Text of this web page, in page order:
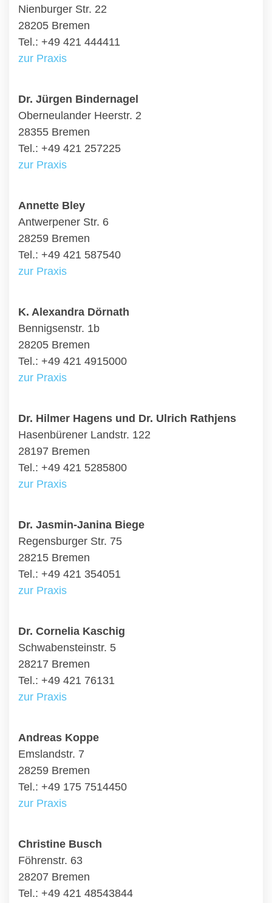
Nienburger Str. 22
28205 Bremen
Tel.: +49 421 444411
zur Praxis
Dr. Jürgen Bindernagel
Oberneulander Heerstr. 2
28355 Bremen
Tel.: +49 421 257225
zur Praxis
Annette Bley
Antwerpener Str. 6
28259 Bremen
Tel.: +49 421 587540
zur Praxis
K. Alexandra Dörnath
Bennigsenstr. 1b
28205 Bremen
Tel.: +49 421 4915000
zur Praxis
Dr. Hilmer Hagens und Dr. Ulrich Rathjens
Hasenbürener Landstr. 122
28197 Bremen
Tel.: +49 421 5285800
zur Praxis
Dr. Jasmin-Janina Biege
Regensburger Str. 75
28215 Bremen
Tel.: +49 421 354051
zur Praxis
Dr. Cornelia Kaschig
Schwabensteinstr. 5
28217 Bremen
Tel.: +49 421 76131
zur Praxis
Andreas Koppe
Emslandstr. 7
28259 Bremen
Tel.: +49 175 7514450
zur Praxis
Christine Busch
Föhrenstr. 63
28207 Bremen
Tel.: +49 421 48543844